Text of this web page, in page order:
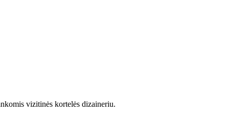
vizitinės kortelės dizaineriu.